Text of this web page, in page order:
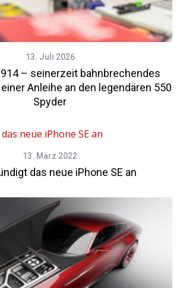
13. Juli 2026
– seinerzeit bahnbrechendes
Anleihe an den legendären 550
Spyder
13. März 2022
das neue iPhone SE an